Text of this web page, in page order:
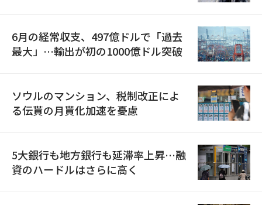
6月の経常収支、497億ドルで「過去
最大」…輸出が初の1000億ドル突破
ソウルのマンション、税制改正によ
る伝貰の月貰化加速を憂慮
5大銀行も地方銀行も延滞率上昇…融
資のハードルはさらに高く